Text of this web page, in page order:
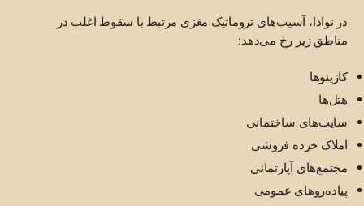
در نوادا، آسیب‌های تروماتیک مغزی مرتبط با سقوط اغلب در
مناطق زیر رخ می‌دهد:
کازینوها
هتل‌ها
سایت‌های ساختمانی
املاک خرده فروشی
مجتمع‌های آپارتمانی
پیاده‌روهای عمومی